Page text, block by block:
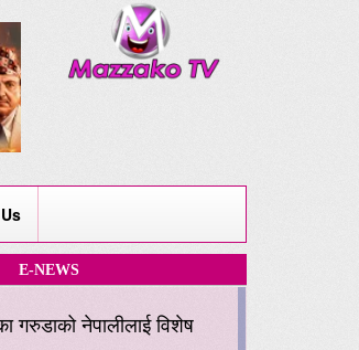
E-NEWS
गरुडाको नेपालीलाई विशेष